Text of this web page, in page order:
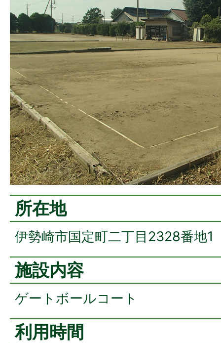
所在地
伊勢崎市国定町二丁目2328番地1
施設内容
ゲートボールコート
利用時間